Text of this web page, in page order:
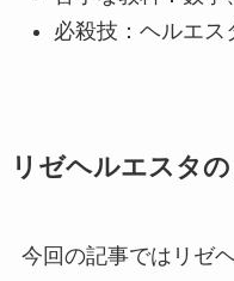
必殺技：ヘルエス
リゼヘルエスタ
今回の記事ではリゼ